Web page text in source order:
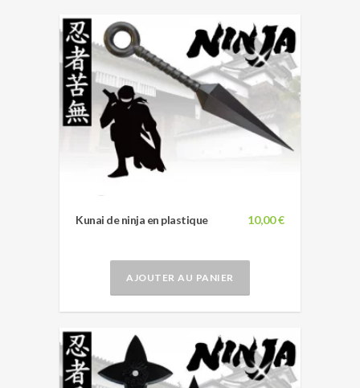
10,00 €
Kunai de ninja en plastique
AJOUTER AU PANIER